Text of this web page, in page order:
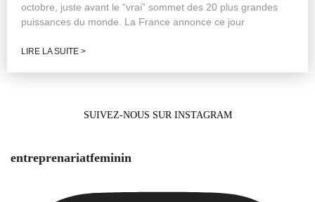
octobre, juste avant le “vrai” sommet des 20 plus grandes
puissances du monde. La France annonce ce jour
LIRE LA SUITE >
SUIVEZ-NOUS SUR INSTAGRAM
entreprenariatfeminin